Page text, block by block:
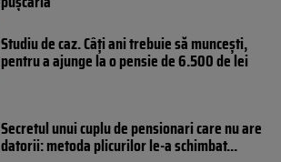
Studiu de caz. Câți ani trebuie să muncești,
pentru a ajunge la o pensie de 6.500 de lei
Secretul unui cuplu de pensionari care nu are
datorii: metoda plicurilor le-a schimbat...